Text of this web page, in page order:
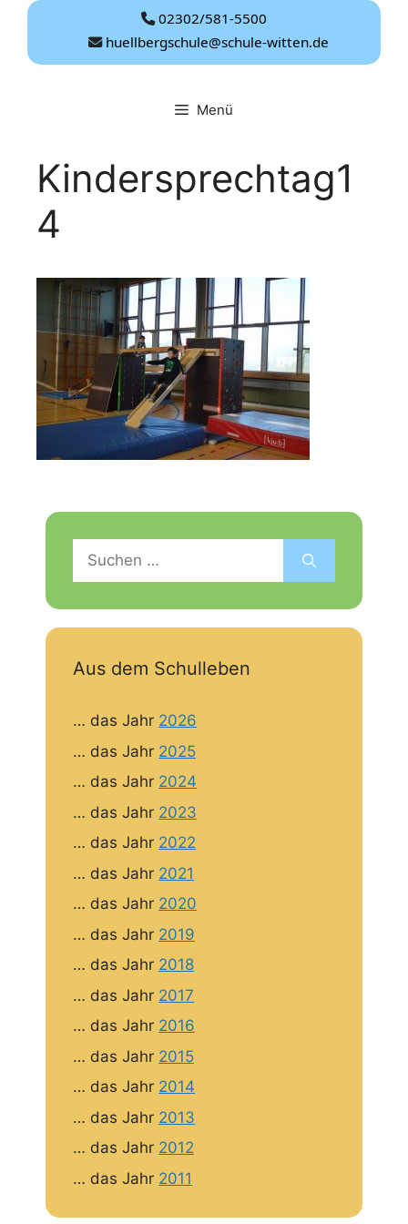
Zum
springen
02302/581-5500
huellbergschule@schule-witten.de
Menü
Kindersprechtag1
4
Suchen
nach:
Aus dem Schulleben
… das Jahr 2026
… das Jahr 2025
… das Jahr 2024
… das Jahr 2023
… das Jahr 2022
… das Jahr 2021
… das Jahr 2020
… das Jahr 2019
… das Jahr 2018
… das Jahr 2017
… das Jahr 2016
… das Jahr 2015
… das Jahr 2014
… das Jahr 2013
… das Jahr 2012
… das Jahr 2011